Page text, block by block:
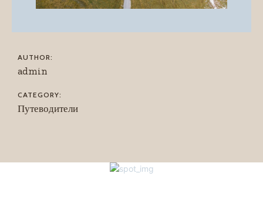
AUTHOR:
admin
CATEGORY:
Путеводители